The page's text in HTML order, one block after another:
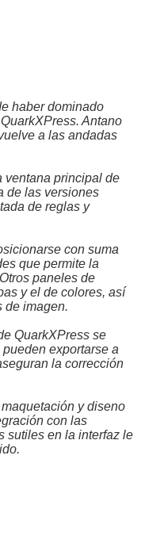
haber dominado
Antano
a las andadas
ventana principal de
de las versiones
de reglas y
con suma
que permite la
paneles de
y el de colores, así
de imagen.
QuarkXPress se
exportarse a
la corrección
y diseno
con las
sutiles en la interfaz le